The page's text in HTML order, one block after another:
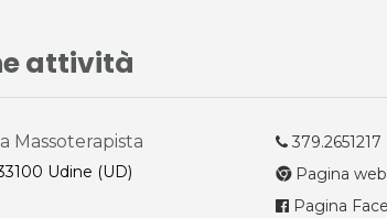
attività
Massoterapista
Udine (UD)
379.2651217
Pagina web
Pagina